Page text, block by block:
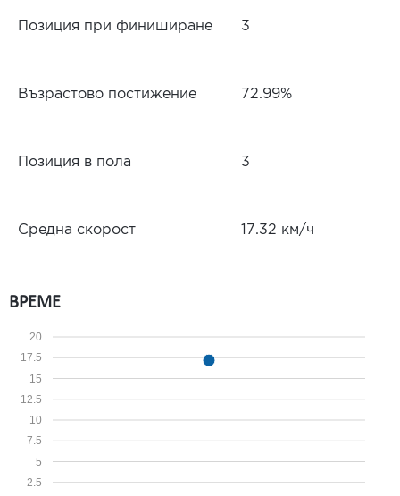
Позиция при финиширане 3
Възрастово постижение 72.99%
Позиция в пола 3
Средна скорост 17.32 км/ч
ВРЕМЕ
2.5
5
7.5
10
12.5
15
17.5
20